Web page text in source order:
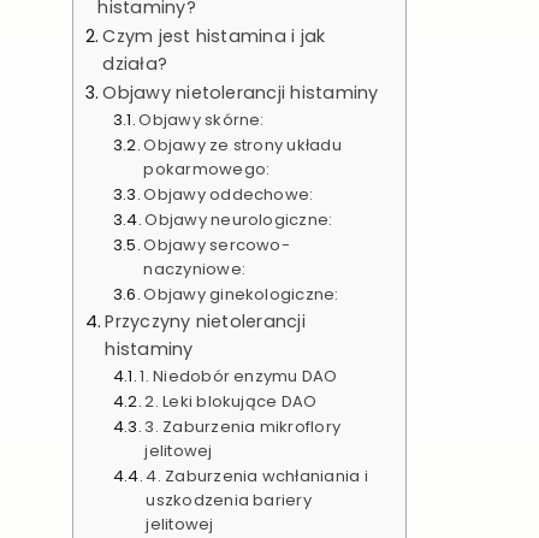
histaminy?
Czym jest histamina i jak
działa?
Objawy nietolerancji histaminy
Objawy skórne:
Objawy ze strony układu
pokarmowego:
Objawy oddechowe:
Objawy neurologiczne:
Objawy sercowo-
naczyniowe:
Objawy ginekologiczne:
Przyczyny nietolerancji
histaminy
1. Niedobór enzymu DAO
2. Leki blokujące DAO
3. Zaburzenia mikroflory
jelitowej
4. Zaburzenia wchłaniania i
uszkodzenia bariery
jelitowej